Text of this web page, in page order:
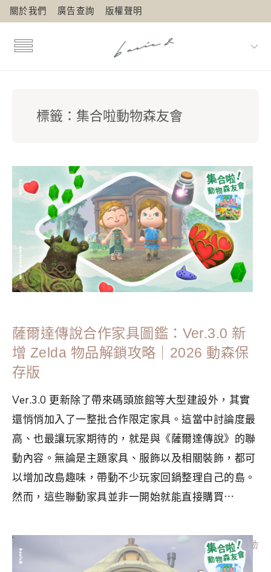
關於我們 廣告查詢 版權聲明
標籤： 集合啦動物森友會
薩爾達傳說合作家具圖鑑：Ver.3.0 新
增 Zelda 物品解鎖攻略｜2026 動森保
存版
Ver.3.0 更新除了帶來碼頭旅館等大型建設外，其實
還悄悄加入了一整批合作限定家具。這當中討論度最
高、也最讓玩家期待的，就是與《薩爾達傳說》的聯
動內容。無論是主題家具、服飾以及相關裝飾，都可
以增加改島趣味，帶動不少玩家回鍋整理自己的島。
然而，這些聯動家具並非一開始就能直接購買⋯
Nintendo Switch 薩爾達傳說,集合啦動
物森友會